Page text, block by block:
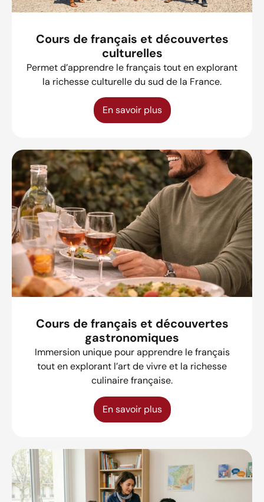
Cours de français et découvertes
culturelles
Permet d’apprendre le français tout en explorant
la richesse culturelle du sud de la France.
En savoir plus
Cours de français et découvertes
gastronomiques
Immersion unique pour apprendre le français
tout en explorant l’art de vivre et la richesse
culinaire française.
En savoir plus